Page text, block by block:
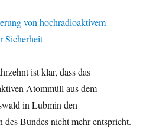
ist klar, dass das
Atommüll aus dem
in Lubmin den
des Bundes nicht mehr entspricht.